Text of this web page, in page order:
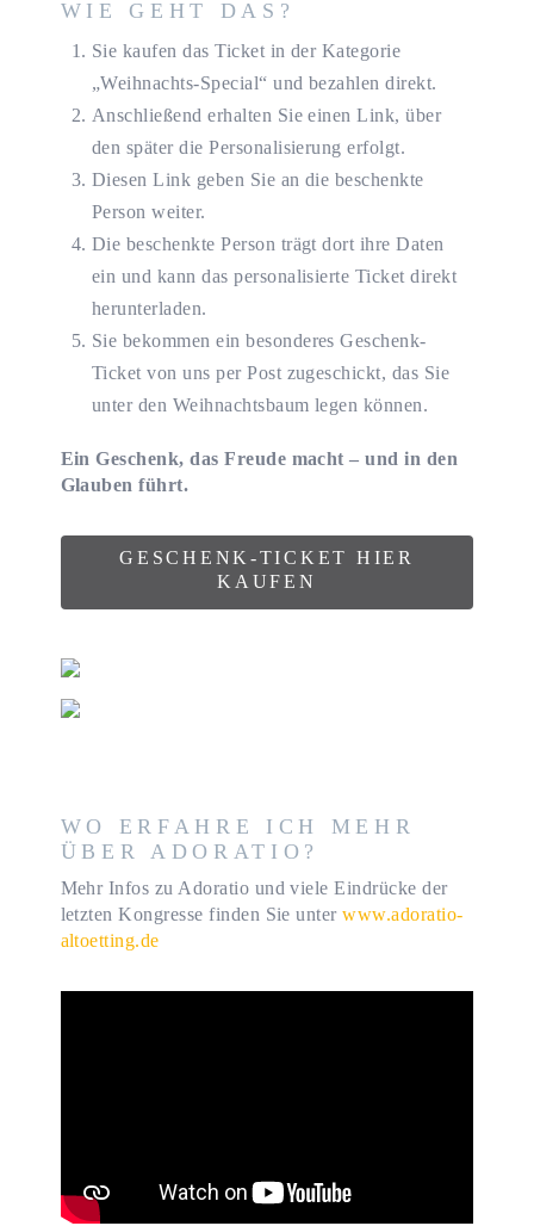
WIE GEHT DAS?
Sie kaufen das Ticket in der Kategorie
„Weihnachts-Special“ und bezahlen direkt.
Anschließend erhalten Sie einen Link, über
den später die Personalisierung erfolgt.
Diesen Link geben Sie an die beschenkte
Person weiter.
Die beschenkte Person trägt dort ihre Daten
ein und kann das personalisierte Ticket direkt
herunterladen.
Sie bekommen ein besonderes Geschenk-
Ticket von uns per Post zugeschickt, das Sie
unter den Weihnachtsbaum legen können.
Ein Geschenk, das Freude macht – und in den
Glauben führt.
GESCHENK-TICKET HIER
KAUFEN
WO ERFAHRE ICH MEHR
ÜBER ADORATIO?
Mehr Infos zu Adoratio und viele Eindrücke der
letzten Kongresse finden Sie unterwww.adoratio-
altoetting.de